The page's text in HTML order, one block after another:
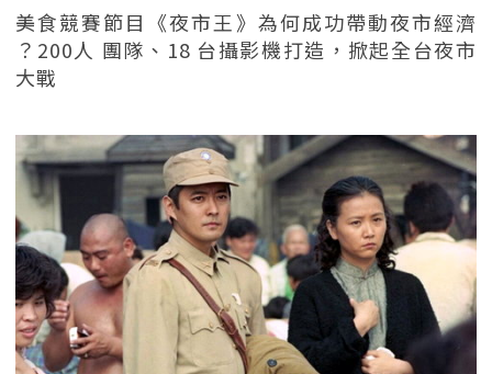
美食競賽節目《夜市王》為何成功帶動夜市經濟
？200人 團隊、18 台攝影機打造，掀起全台夜市
大戰